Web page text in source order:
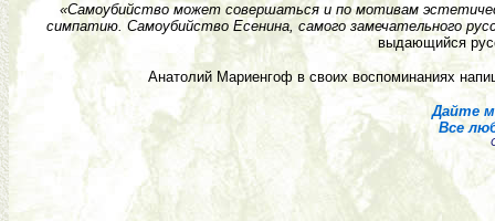
«Самоубийство может совершаться и по мотивам
симпатию. Самоубийство Есенина, самого замечательного
выдающийся
Анатолий Мариенгоф в своих воспоминаниях
Дайте
Все